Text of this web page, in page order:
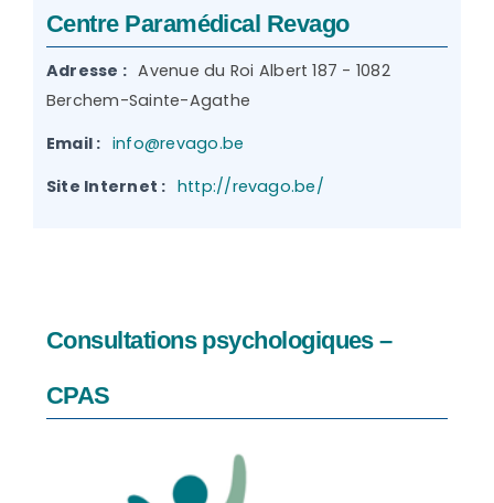
Centre Paramédical Revago
Adresse : Avenue du Roi Albert 187 - 1082
Berchem-Sainte-Agathe
Email : info@revago.be
Site Internet : http://revago.be/
Consultations psychologiques –
CPAS